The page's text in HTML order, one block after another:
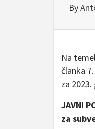
By
Na
članka
za
JAVNI
za